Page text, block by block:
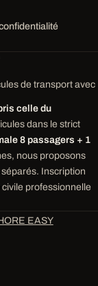
de transport avec
celle du
dans le strict
8 passagers + 1
nous proposons
Inscription
professionnelle
EASY